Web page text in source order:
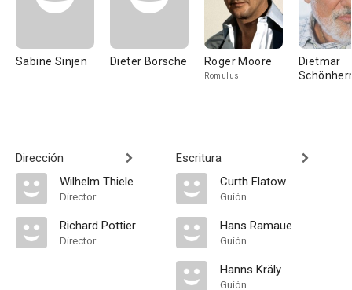
Sabine Sinjen Dieter Borsche Roger Moore
Romulus
Dietmar
Dirección
Wilhelm Thiele
Director
Richard Pottier
Director
Escritura
Curth Flatow
Guión
Hans Ramaue
Guión
Hanns Kräly
Guión